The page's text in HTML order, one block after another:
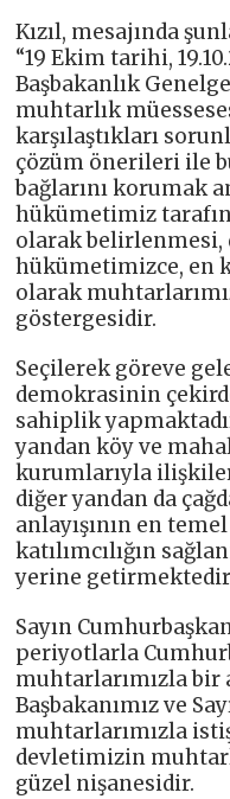
Kızıl, mesajında
“19 Ekim tarihi,
Başbakanlık
muhtarlık
karşılaştıkları
çözüm önerileri ile
bağlarını korumak
hükümetimiz
olarak belirlenmesi,
hükümetimizce, en
olarak
göstergesidir.
Seçilerek göreve
demokrasinin
sahiplik
yandan köy ve
kurumlarıyla
diğer yandan da
anlayışının en
katılımcılığın
yerine
Sayın
periyotlarla
muhtarlarımızla bir
Başbakanımız ve
muhtarlarımızla
devletimizin
güzel nişanesidir.